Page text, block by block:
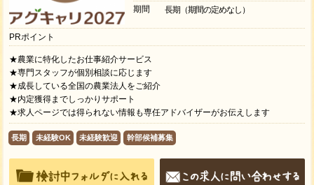
期間
長期（期間の定めなし）
PRポイント
★農業に特化したお仕事紹介サービス
★専門スタッフが個別相談に応じます
★成長している全国の農業法人をご紹介
★内定獲得までしっかりサポート
★求人ページでは得られない情報も専任アドバイザーがお伝えします
長期 未経験OK 未経験歓迎 幹部候補募集